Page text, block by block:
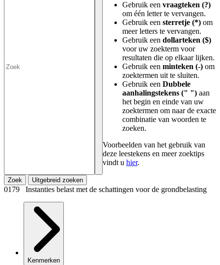
Gebruik een vraagteken (?)
om één letter te vervangen.
Gebruik een sterretje (*) om
meer letters te vervangen.
Gebruik een dollarteken ($)
voor uw zoekterm voor
resultaten die op elkaar lijken.
Gebruik een minteken (-) om
zoektermen uit te sluiten.
Gebruik een Dubbele
aanhalingstekens (" ") aan
het begin en einde van uw
zoektermen om naar de exacte
combinatie van woorden te
zoeken.
Voorbeelden van het gebruik van
deze leestekens en meer zoektips
vindt u hier.
Zoek Uitgebreid zoeken
0179 Instanties belast met de schattingen voor de grondbelasting
Kenmerken